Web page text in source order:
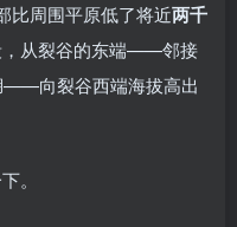
比周围平原低了将近两千
，从裂谷的东端——邻接
——向裂谷西端海拔高出
。